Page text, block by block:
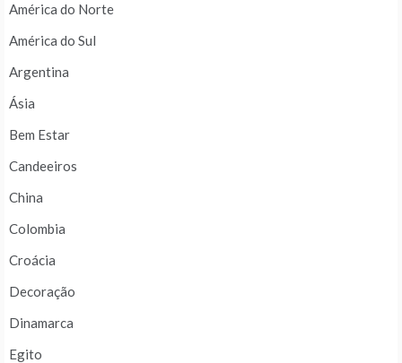
América do Norte
América do Sul
Argentina
Ásia
Bem Estar
Candeeiros
China
Colombia
Croácia
Decoração
Dinamarca
Egito